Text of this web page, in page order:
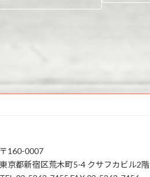
〒160-0007
東京都新宿区荒木町5-4 クサフカビル2階